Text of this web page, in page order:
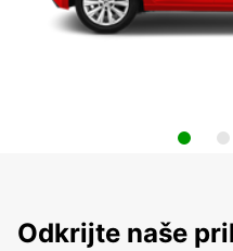
Odkrijte naše